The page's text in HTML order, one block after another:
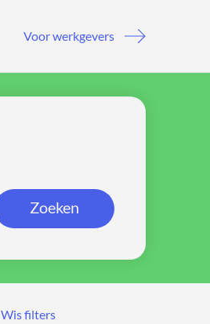
Voor werkgevers
Zoeken
Wis filters